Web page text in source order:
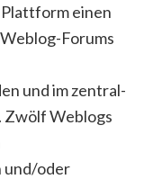
einen
Forums
und im zentral-
Zwölf Weblogs
und/oder